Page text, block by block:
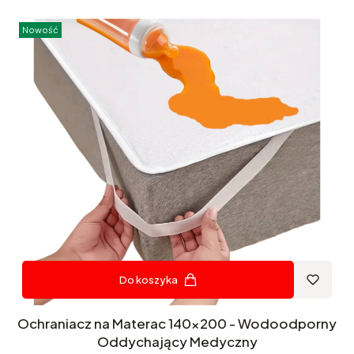
Nowość
Do koszyka
Ochraniacz na Materac 140x200 - Wodoodporny
Oddychający Medyczny